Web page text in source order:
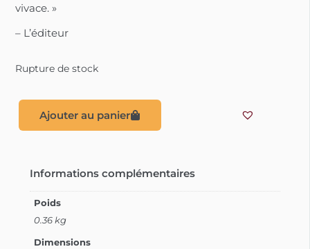
vivace. »
– L’éditeur
Rupture de stock
Ajouter au panier
Informations complémentaires
Poids
0.36 kg
Dimensions